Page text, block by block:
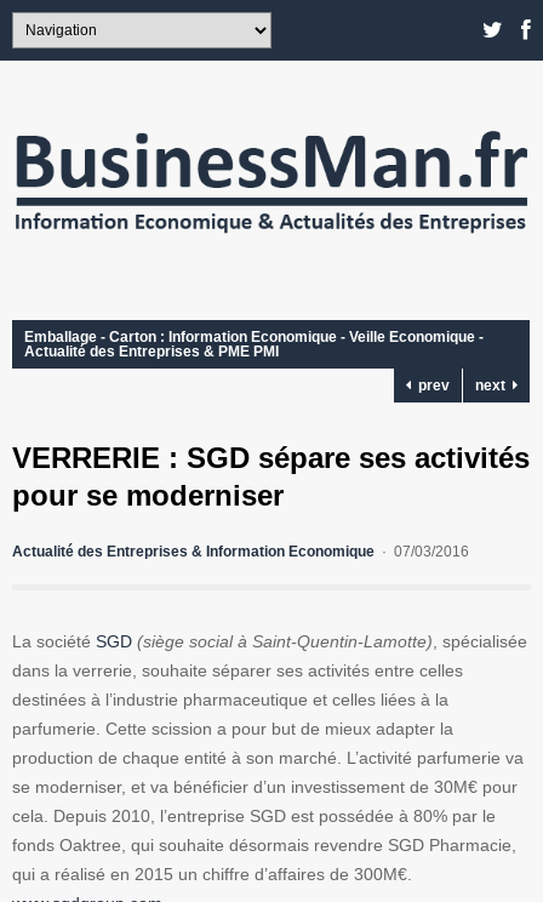
Emballage - Carton : Information Economique - Veille Economique -
Actualité des Entreprises & PME PMI
prev
next
VERRERIE : SGD sépare ses activités
pour se moderniser
Actualité des Entreprises & Information Economique 07/03/2016
La société SGD (siège social à Saint-Quentin-Lamotte), spécialisée
dans la verrerie, souhaite séparer ses activités entre celles
destinées à l’industrie pharmaceutique et celles liées à la
parfumerie. Cette scission a pour but de mieux adapter la
production de chaque entité à son marché. L’activité parfumerie va
se moderniser, et va bénéficier d’un investissement de 30M€ pour
cela. Depuis 2010, l’entreprise SGD est possédée à 80% par le
fonds Oaktree, qui souhaite désormais revendre SGD Pharmacie,
qui a réalisé en 2015 un chiffre d’affaires de 300M€.